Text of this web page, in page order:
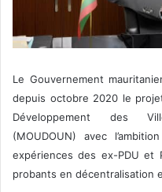
Le Gouvernement
depuis octobre 2020 le
Développement des
(MOUDOUN) avec
expériences des ex-PDU et
probants en décentralisation